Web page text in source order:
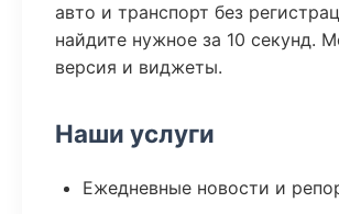
авто и транспорт без
найдите нужное за 10 секунд.
версия и виджеты.
Наши услуги
Ежедневные новости и